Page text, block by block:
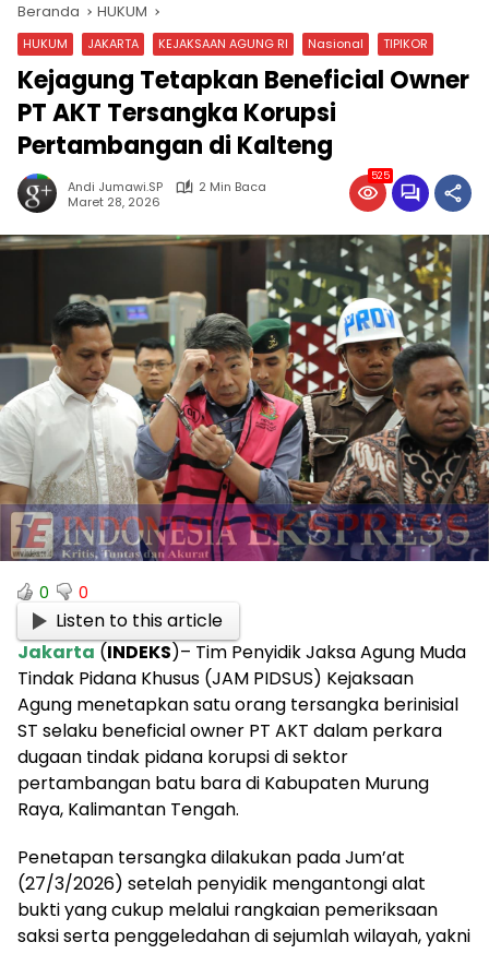
Beranda HUKUM
HUKUM JAKARTA KEJAKSAAN AGUNG RI Nasional TIPIKOR
Kejagung Tetapkan Beneficial Owner
PT AKT Tersangka Korupsi
Pertambangan di Kalteng
Andi Jumawi.SP
2 Min Baca
Maret 28, 2026
525
0 0
Listen to this article
Jakarta (INDEKS)– Tim Penyidik Jaksa Agung Muda
Tindak Pidana Khusus (JAM PIDSUS) Kejaksaan
Agung menetapkan satu orang tersangka berinisial
ST selaku beneficial owner PT AKT dalam perkara
dugaan tindak pidana korupsi di sektor
pertambangan batu bara di Kabupaten Murung
Raya, Kalimantan Tengah.
Penetapan tersangka dilakukan pada Jum’at
(27/3/2026) setelah penyidik mengantongi alat
bukti yang cukup melalui rangkaian pemeriksaan
saksi serta penggeledahan di sejumlah wilayah, yakni